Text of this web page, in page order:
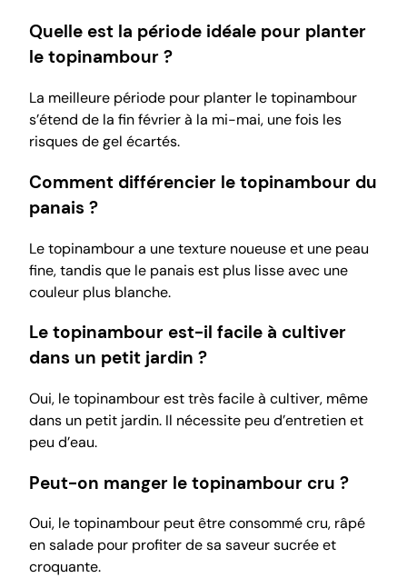
Quelle est la période idéale pour planter
le topinambour ?
La meilleure période pour planter le topinambour
s’étend de la fin février à la mi-mai, une fois les
risques de gel écartés.
Comment différencier le topinambour du
panais ?
Le topinambour a une texture noueuse et une peau
fine, tandis que le panais est plus lisse avec une
couleur plus blanche.
Le topinambour est-il facile à cultiver
dans un petit jardin ?
Oui, le topinambour est très facile à cultiver, même
dans un petit jardin. Il nécessite peu d’entretien et
peu d’eau.
Peut-on manger le topinambour cru ?
Oui, le topinambour peut être consommé cru, râpé
en salade pour profiter de sa saveur sucrée et
croquante.